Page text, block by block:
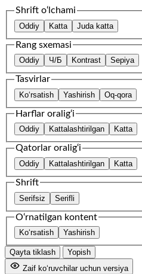
Shrift o‘lchami
Oddiy Katta Juda katta
Rang sxemasi
Oddiy Ч/Б Kontrast Sepiya
Tasvirlar
Ko‘rsatish Yashirish Oq-qora
Harflar oralig‘i
Oddiy Kattalashtirilgan Katta
Qatorlar oralig‘i
Oddiy Kattalashtirilgan Katta
Shrift
Serifsiz Serifli
O‘rnatilgan kontent
Ko‘rsatish Yashirish
Qayta tiklash
Yopish
Zaif ko‘ruvchilar uchun versiya